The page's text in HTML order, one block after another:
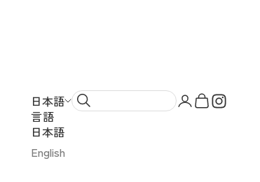
日本語
言語
日本語
English
アカウントペ
カートを開